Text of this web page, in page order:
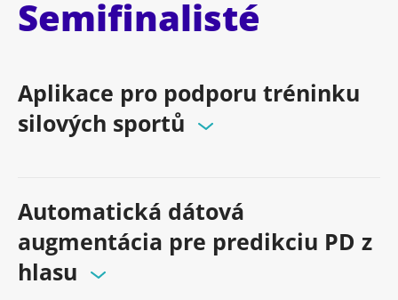
Semifinalisté
Aplikace pro podporu tréninku
silových sportů
Automatická dátová
augmentácia pre predikciu PD z
hlasu